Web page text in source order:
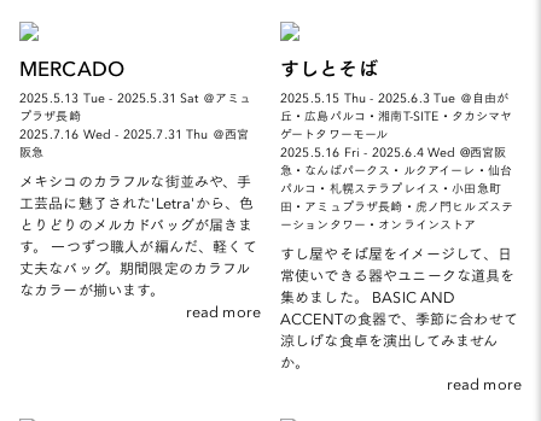
MERCADO
2025.5.13 Tue - 2025.5.31 Sat ＠アミュ
プラザ長崎
2025.7.16 Wed - 2025.7.31 Thu ＠西宮
阪急
メキシコのカラフルな街並みや、手
工芸品に魅了された'Letra'から、色
とりどりのメルカドバッグが届きま
す。 一つずつ職人が編んだ、軽くて
丈夫なバッグ。期間限定のカラフル
なカラーが揃います。
read more
すしとそば
2025.5.15 Thu - 2025.6.3 Tue ＠自由が
丘・広島パルコ・湘南T-SITE・タカシマヤ
ゲートタワーモール
2025.5.16 Fri - 2025.6.4 Wed @西宮阪
急・なんばパークス・ルクアイーレ・仙台
パルコ・札幌ステラプレイス・小田急町
田・アミュプラザ長崎・虎ノ門ヒルズステ
ーションタワー・オンラインストア
すし屋やそば屋をイメージして、日
常使いできる器やユニークな道具を
集めました。 BASIC AND
ACCENTの食器で、季節に合わせて
涼しげな食卓を演出してみません
か。
read more